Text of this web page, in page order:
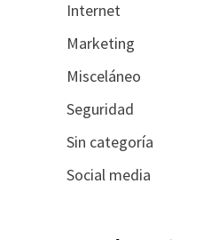
Internet
Marketing
Misceláneo
Seguridad
Sin categoría
Social media